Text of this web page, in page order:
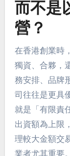
而不是
營？
在香港創業時，很多人第一個問題就是：應該選擇
獨資、合夥，
務安排、品牌
司往往是更具
就是「有限責
出資額為上限
理較大金額交
業者尤其重要。